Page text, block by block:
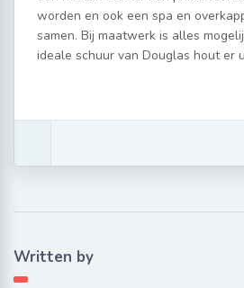
worden en ook een spa en
samen. Bij maatwerk is alles
ideale schuur van Douglas hout er
Written by